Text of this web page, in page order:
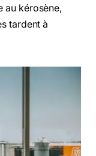
au kérosène,
tardent à